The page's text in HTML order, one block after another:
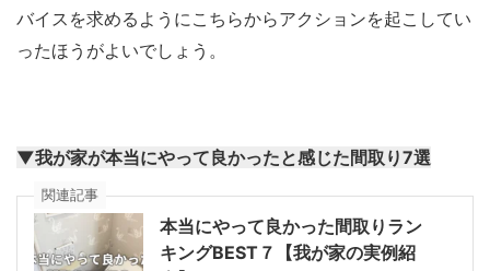
バイスを求めるようにこちらからアクションを起こしてい
ったほうがよいでしょう。
▼我が家が本当にやって良かったと感じた間取り7選
関連記事
本当にやって良かった間取りラン
キングBEST７【我が家の実例紹